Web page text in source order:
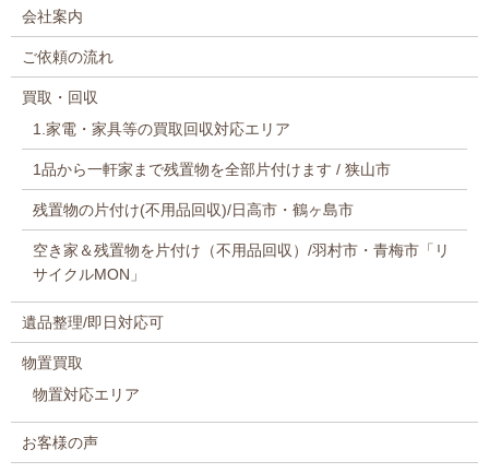
会社案内
ご依頼の流れ
買取・回収
1.家電・家具等の買取回収対応エリア
1品から一軒家まで残置物を全部片付けます / 狭山市
残置物の片付け(不用品回収)/日高市・鶴ヶ島市
空き家＆残置物を片付け（不用品回収）/羽村市・青梅市「リ
サイクルMON」
遺品整理/即日対応可
物置買取
物置対応エリア
お客様の声